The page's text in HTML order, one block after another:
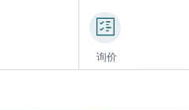
询价